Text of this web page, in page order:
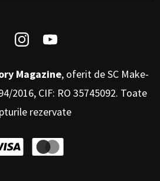
Magazine, oferit de SC Make-
2016, CIF: RO 35745092. Toate
rezervate